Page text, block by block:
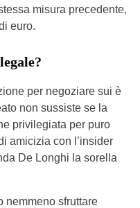
misura precedente,
euro.
per negoziare sui è
non sussiste se la
privilegiata per puro
amicizia con l’insider
De Longhi la sorella
nemmeno sfruttare